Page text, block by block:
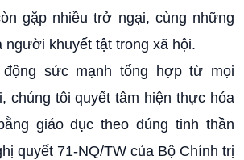
gặp nhiều trở ngại, cùng những
người khuyết tật trong xã hội.
động sức mạnh tổng hợp từ mọi
chúng tôi quyết tâm hiện thực hóa
giáo dục theo đúng tinh thần
quyết 71-NQ/TW của Bộ Chính trị